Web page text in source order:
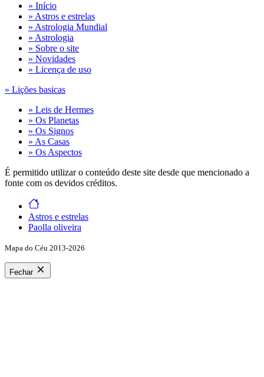
» Início
» Astros e estrelas
» Astrologia Mundial
» Astrologia
» Sobre o site
» Novidades
» Licença de uso
» Lições basicas
» Leis de Hermes
» Os Planetas
» Os Signos
» As Casas
» Os Aspectos
É permitido utilizar o conteúdo deste site desde que mencionado a
fonte com os devidos créditos.
Astros e estrelas
Paolla oliveira
Mapa do Céu 2013-2026
Fechar